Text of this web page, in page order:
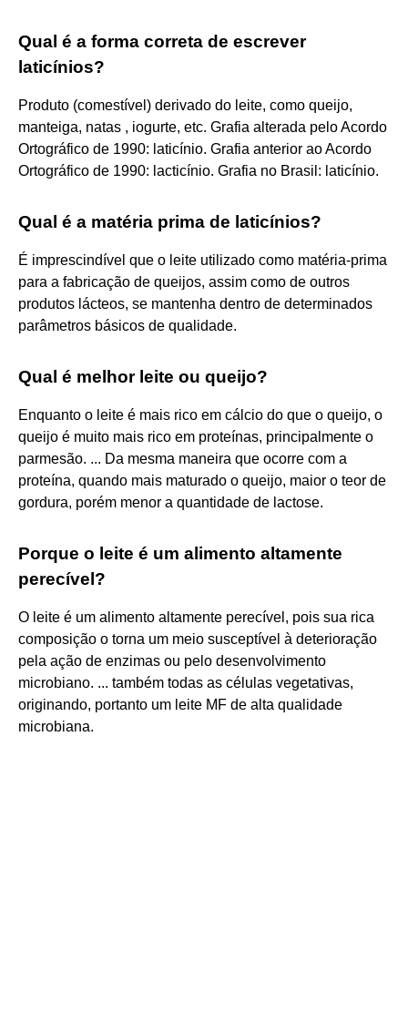
Qual é a forma correta de escrever
laticínios?
Produto (comestível) derivado do leite, como queijo,
manteiga, natas , iogurte, etc. Grafia alterada pelo Acordo
Ortográfico de 1990: laticínio. Grafia anterior ao Acordo
Ortográfico de 1990: lacticínio. Grafia no Brasil: laticínio.
Qual é a matéria prima de laticínios?
É imprescindível que o leite utilizado como matéria-prima
para a fabricação de queijos, assim como de outros
produtos lácteos, se mantenha dentro de determinados
parâmetros básicos de qualidade.
Qual é melhor leite ou queijo?
Enquanto o leite é mais rico em cálcio do que o queijo, o
queijo é muito mais rico em proteínas, principalmente o
parmesão. ... Da mesma maneira que ocorre com a
proteína, quando mais maturado o queijo, maior o teor de
gordura, porém menor a quantidade de lactose.
Porque o leite é um alimento altamente
perecível?
O leite é um alimento altamente perecível, pois sua rica
composição o torna um meio susceptível à deterioração
pela ação de enzimas ou pelo desenvolvimento
microbiano. ... também todas as células vegetativas,
originando, portanto um leite MF de alta qualidade
microbiana.